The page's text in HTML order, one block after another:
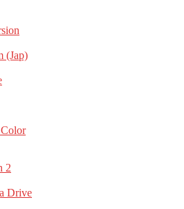
(Jap)
2
Drive